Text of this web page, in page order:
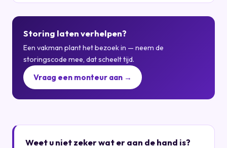
Storing laten verhelpen?
Een vakman plant het bezoek in — neem de
storingscode mee, dat scheelt tijd.
Vraag een monteur aan →
Weet u niet zeker wat er aan de hand is?